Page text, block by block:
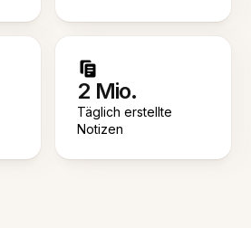
2 Mio.
Täglich erstellte
Notizen